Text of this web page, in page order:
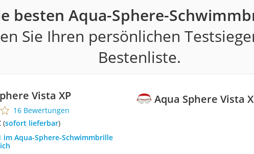
besten Aqua-Sphere-
Sie Ihren persönlichen
Bestenliste.
Aqua Sphere Vista
Vista XP
16 Bewertungen
( Sofort lieferbar)
im Aqua-Sphere-Schwimmbrille